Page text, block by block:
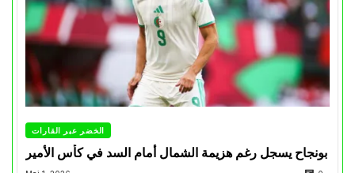
الخضر عبر القارات
بونجاح يسجل رغم هزيمة الشمال أمام السد في كأس الأمير